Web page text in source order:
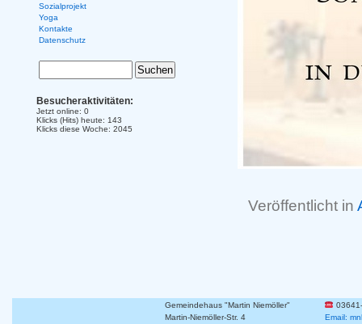
Veröffentlicht in
Sozialprojekt
Yoga
Kontakte
Datenschutz
Besucheraktivitäten:
Jetzt online: 0
Klicks (Hits) heute: 143
Klicks diese Woche: 2045
Gemeindehaus "Martin Niemöller"
Martin-Niemöller-Str. 4
Email: